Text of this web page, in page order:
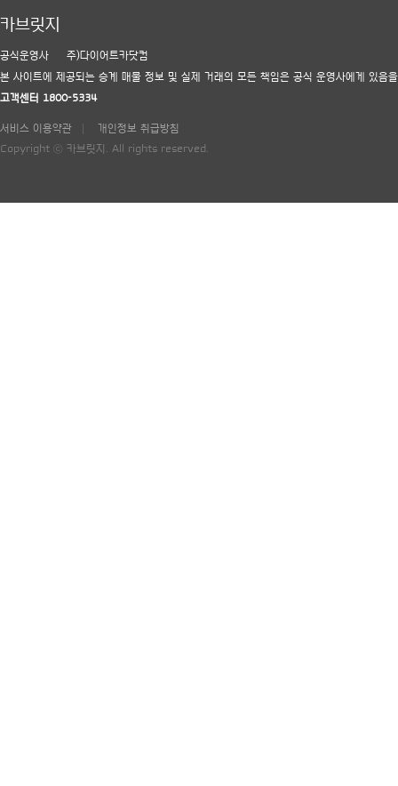
카브릿지
공식운영사
주)다이어트카닷컴
본 사이트에 제공되는 승계 매물 정보 및 실제 거래의 모든 책임은 공식 운영사에게 있음
고객센터 1800-5334
서비스 이용약관
개인정보 취급방침
Copyright ⓒ 카브릿지. All rights reserved.